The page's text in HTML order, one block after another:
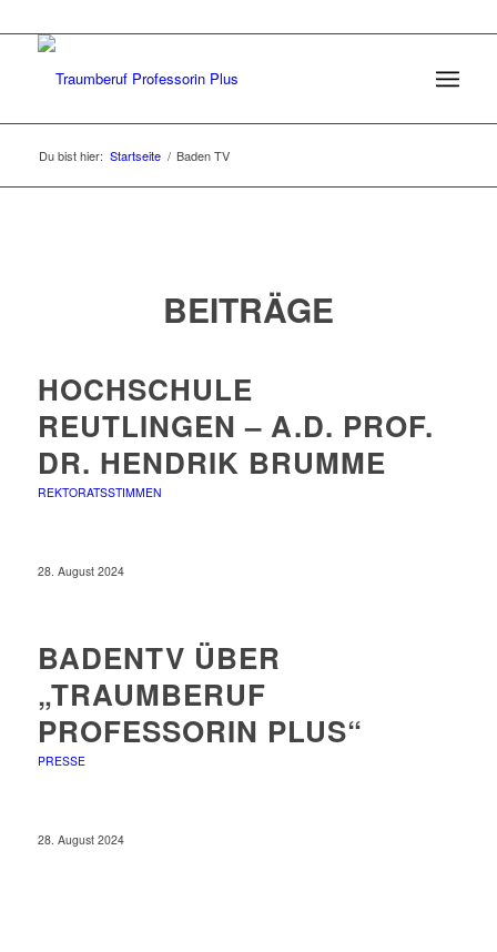
Du bist hier: Startseite / Baden TV
BEITRÄGE
HOCHSCHULE
REUTLINGEN – A.D. PROF.
DR. HENDRIK BRUMME
REKTORATSSTIMMEN
28. August 2024
BADENTV ÜBER
„TRAUMBERUF
PROFESSORIN PLUS“
PRESSE
28. August 2024